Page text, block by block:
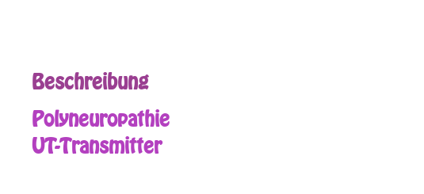
Beschreibung
Polyneuropathie
UT-Transmitter